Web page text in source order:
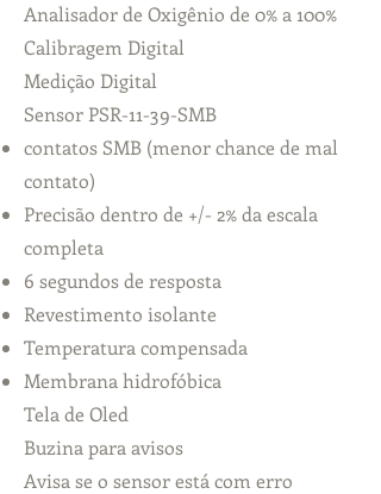
Analisador de Oxigênio de 0% a 100%
Calibragem Digital
Medição Digital
Sensor PSR-11-39-SMB
contatos SMB (menor chance de mal
contato)
Precisão dentro de +/- 2% da escala
completa
6 segundos de resposta
Revestimento isolante
Temperatura compensada
Membrana hidrofóbica
Tela de Oled​
Buzina para avisos
Avisa se o sensor está com erro